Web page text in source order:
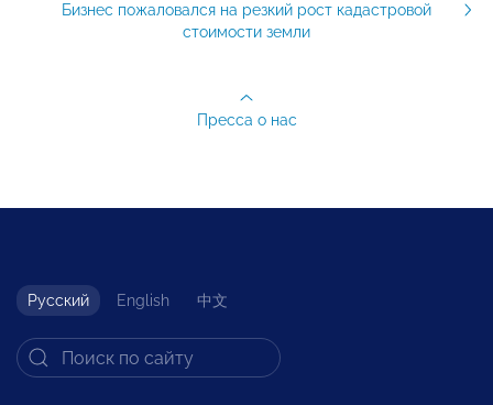
Бизнес пожаловался на резкий рост кадастровой
стоимости земли
Пресса о нас
Русский English 中文